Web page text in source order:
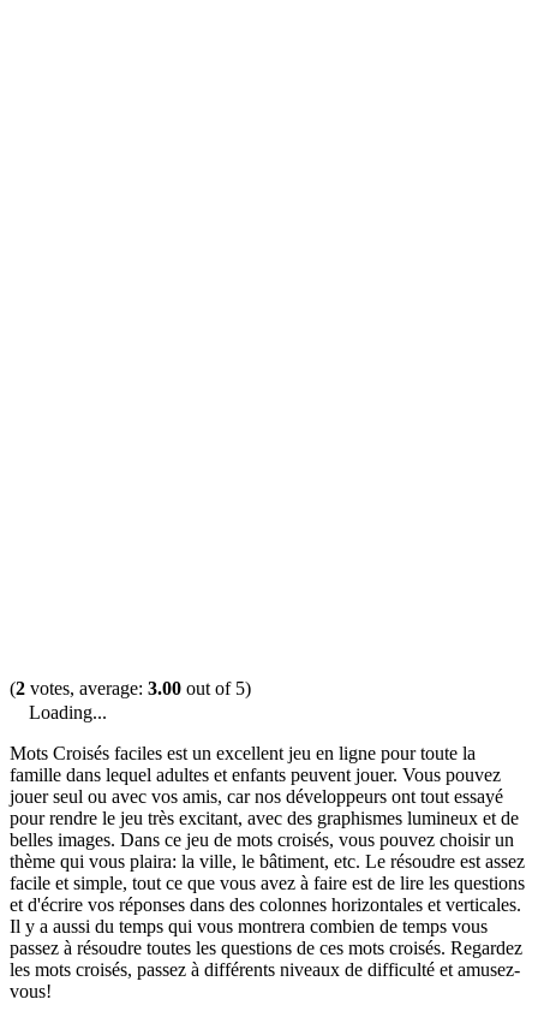
(2 votes, average: 3.00 out of 5)
Loading...
Mots Croisés faciles est un excellent jeu en ligne pour toute la
famille dans lequel adultes et enfants peuvent jouer. Vous pouvez
jouer seul ou avec vos amis, car nos développeurs ont tout essayé
pour rendre le jeu très excitant, avec des graphismes lumineux et de
belles images. Dans ce jeu de mots croisés, vous pouvez choisir un
thème qui vous plaira: la ville, le bâtiment, etc. Le résoudre est assez
facile et simple, tout ce que vous avez à faire est de lire les questions
et d'écrire vos réponses dans des colonnes horizontales et verticales.
Il y a aussi du temps qui vous montrera combien de temps vous
passez à résoudre toutes les questions de ces mots croisés. Regardez
les mots croisés, passez à différents niveaux de difficulté et amusez-
vous!